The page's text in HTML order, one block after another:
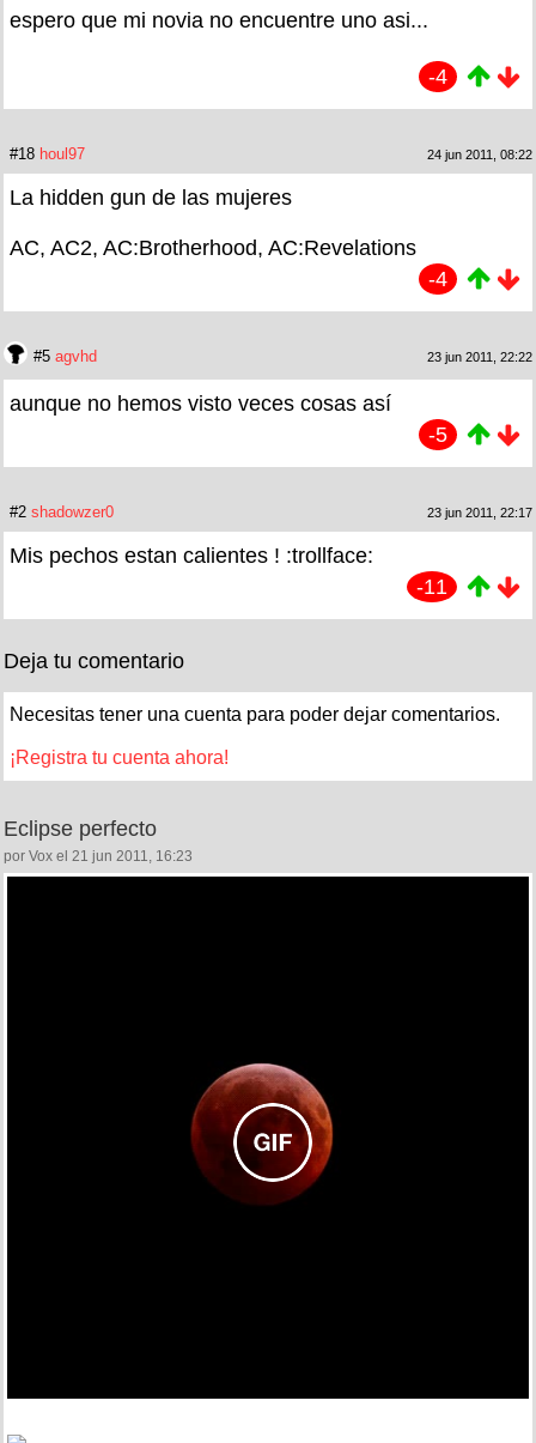
espero que mi novia no encuentre uno asi...
-4
#18 houl97 24 jun 2011, 08:22
La hidden gun de las mujeres
AC, AC2, AC:Brotherhood, AC:Revelations
-4
#5 agvhd 23 jun 2011, 22:22
aunque no hemos visto veces cosas así
-5
#2 shadowzer0 23 jun 2011, 22:17
Mis pechos estan calientes ! :trollface:
-11
Deja tu comentario
Necesitas tener una cuenta para poder dejar comentarios.
¡Registra tu cuenta ahora!
Eclipse perfecto
por Vox el 21 jun 2011, 16:23